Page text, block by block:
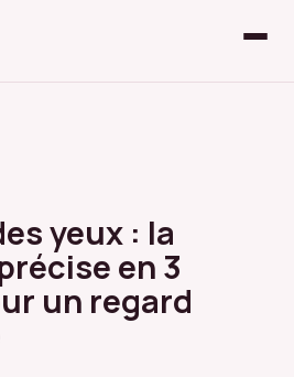
yeux : la
en 3
un regard